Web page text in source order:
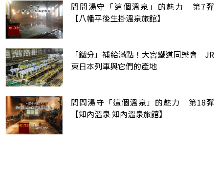
問問湯守「這個溫泉」的魅力 第7彈
【八幡平後生掛溫泉旅館】
「鐵分」補給滿點！大宮鐵道同樂會 JR
東日本列車與它們的產地
問問湯守「這個溫泉」的魅力 第18彈
【知內溫泉 知內溫泉旅館】